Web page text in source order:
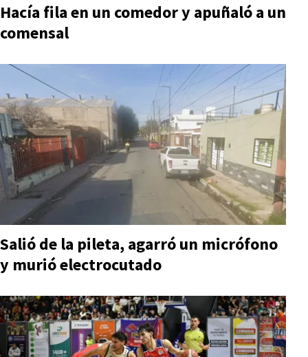
Hacía fila en un comedor y apuñaló a un
comensal
Salió de la pileta, agarró un micrófono
y murió electrocutado